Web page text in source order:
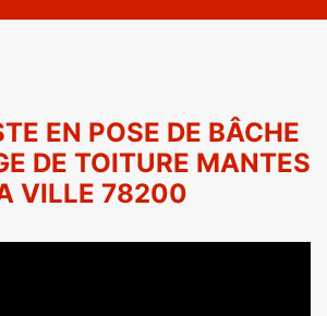
EN POSE DE BÂCHE
DE TOITURE MANTES
VILLE 78200